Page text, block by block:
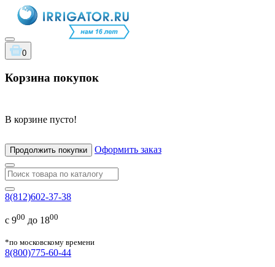
0
Корзина покупок
В корзине пусто!
Продолжить покупки Оформить заказ
8(812)602-37-38
с 900 до 1800
*по московскому времени
8(800)775-60-44